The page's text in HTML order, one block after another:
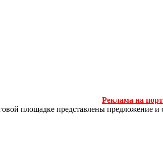
Реклама на
площадке представлены предложение и